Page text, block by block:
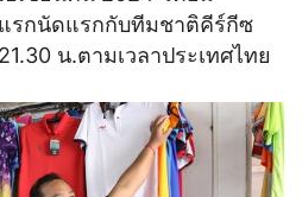
รกนัดแรกกับทีมชาติคีร์กีซ
น.ตามเวลาประเทศไทย